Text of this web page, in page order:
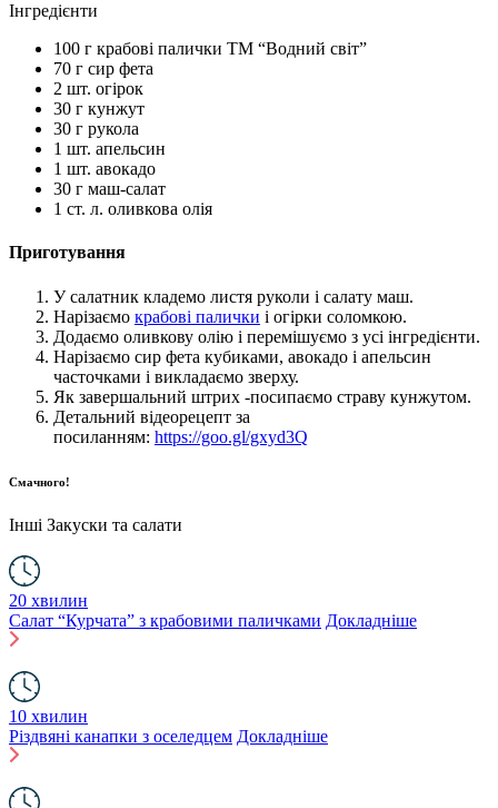
Інгредієнти
100 г крабові палички ТМ “Водний світ”
70 г сир фета
2 шт. огірок
30 г кунжут
30 г рукола
1 шт. апельсин
1 шт. авокадо
30 г маш-салат
1 ст. л. оливкова олія
Приготування
У салатник кладемо листя руколи і салату маш.
Нарізаємо крабові палички і огірки соломкою.
Додаємо оливкову олію і перемішуємо з усі інгредієнти.
Нарізаємо сир фета кубиками, авокадо і апельсин
часточками і викладаємо зверху.
Як завершальний штрих -посипаємо страву кунжутом.
Детальний відеорецепт за
посиланням: https://goo.gl/gxyd3Q
Смачного!
Інші Закуски та салати
20 хвилин
Салат “Курчата” з крабовими паличками Докладніше
10 хвилин
Різдвяні канапки з оселедцем Докладніше